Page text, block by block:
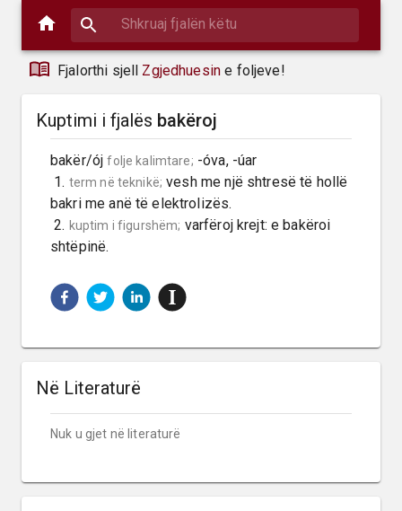
Fjalorthi sjell Zgjedhuesin e foljeve!
Kuptimi i fjalës bakëroj
bakër/ój folje kalimtare; -óva, -úar
1. term në teknikë; vesh me një shtresë të hollë
bakri me anë të elektrolizës.
2. kuptim i figurshëm; varfëroj krejt: e bakëroi
shtëpinë.
Në Literaturë
Nuk u gjet në literaturë